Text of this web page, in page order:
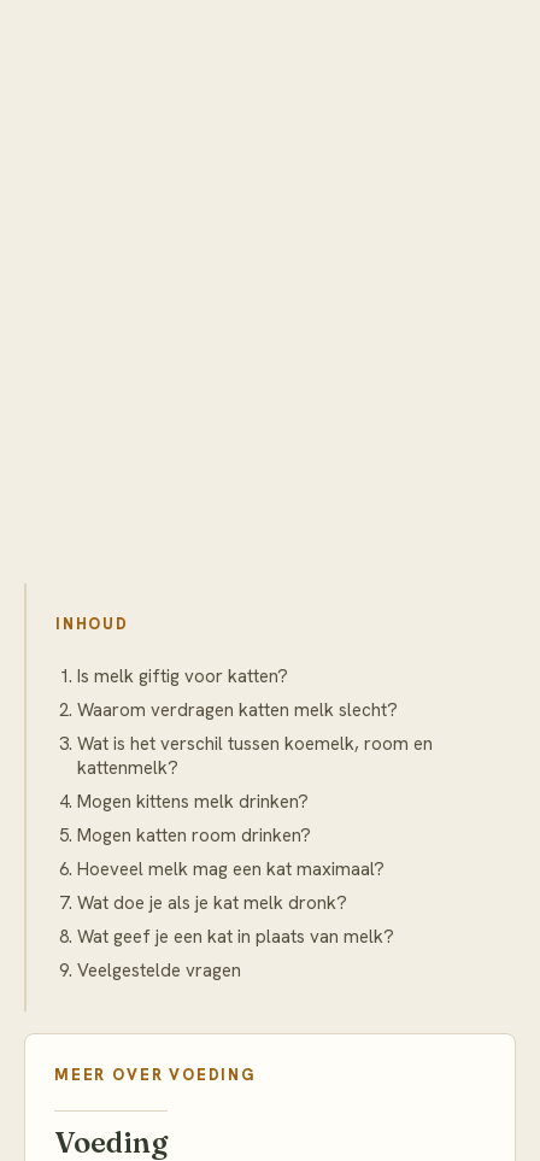
INHOUD
Is melk giftig voor katten?
Waarom verdragen katten melk slecht?
Wat is het verschil tussen koemelk, room en
kattenmelk?
Mogen kittens melk drinken?
Mogen katten room drinken?
Hoeveel melk mag een kat maximaal?
Wat doe je als je kat melk dronk?
Wat geef je een kat in plaats van melk?
Veelgestelde vragen
MEER OVER VOEDING
Voeding